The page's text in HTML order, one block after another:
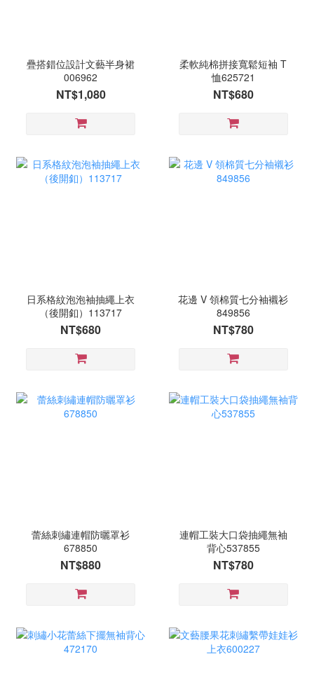
疊搭錯位設計文藝半身裙
006962
NT$1,080
柔軟純棉拼接寬鬆短袖 T
恤625721
NT$680
日系格紋泡泡袖抽繩上衣
（後開釦）113717
NT$680
花邊 V 領棉質七分袖襯衫
849856
NT$780
蕾絲刺繡連帽防曬罩衫
678850
NT$880
連帽工裝大口袋抽繩無袖
背心537855
NT$780